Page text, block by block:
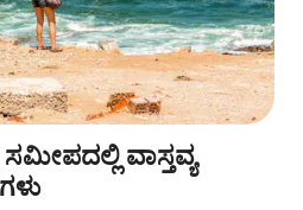
ವಾಸ್ತವ್ಯ